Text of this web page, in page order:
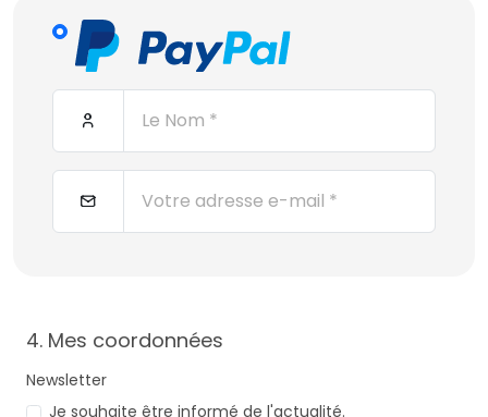
4. Mes coordonnées
Newsletter
Je souhaite être informé de l'actualité.